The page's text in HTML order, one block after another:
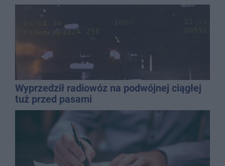
Wyprzedził radiowóz na podwójnej ciągłej
tuż przed pasami